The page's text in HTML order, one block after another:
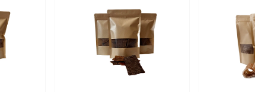
Препарат наносится
области холки